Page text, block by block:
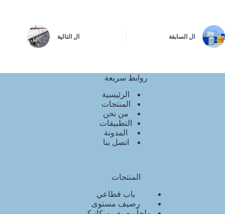
ال السابقة ال التالية
روابط سريعة
الرئيسية
المنتجات
من نحن
التطبيقات
المدونة
اتصل بنا
المنتجات
باب قطاعي
رصيف مستوى